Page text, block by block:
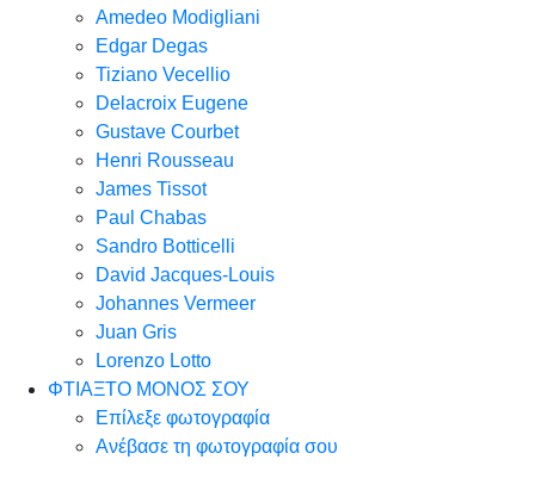
Amedeo Modigliani
Edgar Degas
Tiziano Vecellio
Delacroix Eugene
Gustave Courbet
Henri Rousseau
James Tissot
Paul Chabas
Sandro Botticelli
David Jacques-Louis
Johannes Vermeer
Juan Gris
Lorenzo Lotto
ΦΤΙΑΞΤΟ ΜΟΝΟΣ ΣΟΥ
Επίλεξε φωτογραφία
Ανέβασε τη φωτογραφία σου